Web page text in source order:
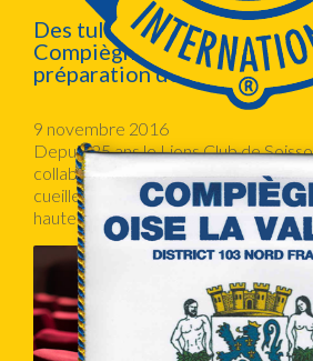
Des tulipes contre le
Compiègne Oise la Vallée
préparation des bouquets
9 novembre 2016
Depuis 25 ans le Lions Club de
collabore le Lions club de CREPY en
cueille des tulipes en bordure de la
hauteur de l’échangeur de